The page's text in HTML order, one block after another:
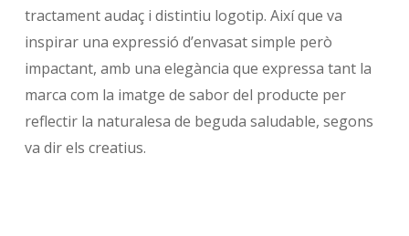
tractament audaç i distintiu logotip. Així que va
inspirar una expressió d’envasat simple però
impactant, amb una elegància que expressa tant la
marca com la imatge de sabor del producte per
reflectir la naturalesa de beguda saludable, segons
va dir els creatius.